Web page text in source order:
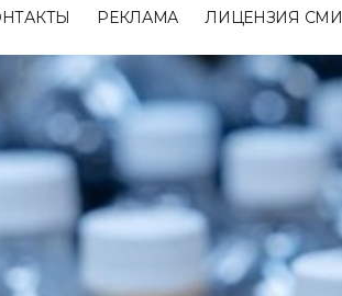
РЕКЛАМА ЛИЦЕНЗИЯ СМИ